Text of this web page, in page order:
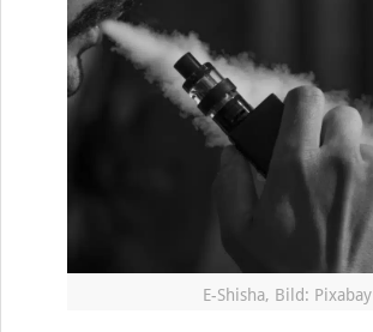
E-Shisha, Bild: Pixabay